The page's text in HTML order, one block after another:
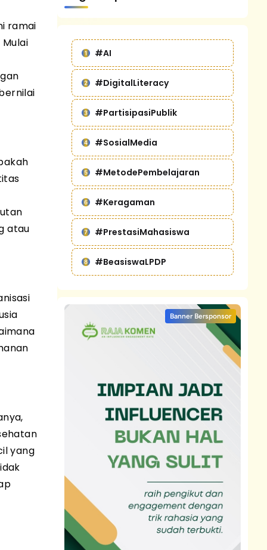
ramai
atau
yang
#AI
#DigitalLiteracy
#PartisipasiPublik
#SosialMedia
#MetodePembelajaran
#Keragaman
#PrestasiMahasiswa
#BeasiswaLPDP
Banner Bersponsor